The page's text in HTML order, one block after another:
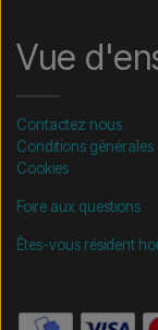
Vue
Contactez nous
Conditions générales
Cookies
Foire aux questions
Êtes-vous résident